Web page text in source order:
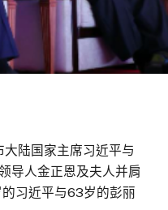
陆国家主席习近平与
导人金正恩及夫人并肩
习近平与63岁的彭丽